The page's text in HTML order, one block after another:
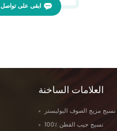
ابقى على تواصل
العلامات الساخنة
نسيج مزيج الصوف البوليستر
100٪ نسيج جيب القطن